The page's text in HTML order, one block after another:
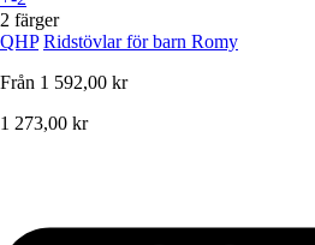
2 färger
QHP Ridstövlar för barn Romy
Från 1 592,00 kr
1 273,00 kr